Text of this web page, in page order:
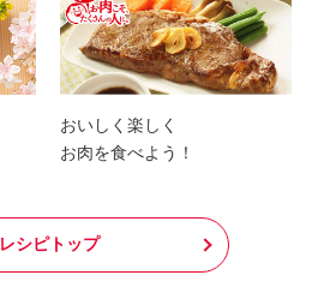
おいしく楽しく
お肉を食べよう！
レシピトップ